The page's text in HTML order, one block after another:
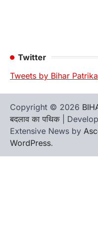
Twitter
Tweets by Bihar Patrika
Copyright © 2026
बदलाव का पथिक |
Extensive News by
WordPress.